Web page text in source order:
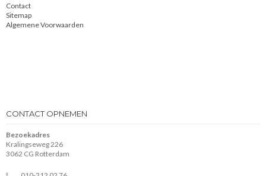
Contact
Sitemap
Algemene Voorwaarden
CONTACT OPNEMEN
Bezoekadres
Kralingseweg 226
3062 CG Rotterdam